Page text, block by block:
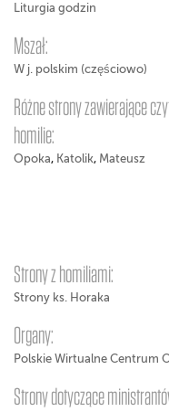
Liturgia godzin
Mszał:
W j. polskim (częściowo)
Różne strony zawierające
homilie:
Opoka, Katolik, Mateusz
Strony z homiliami:
Strony ks. Horaka
Organy:
Polskie Wirtualne Centrum
Strony dotyczące